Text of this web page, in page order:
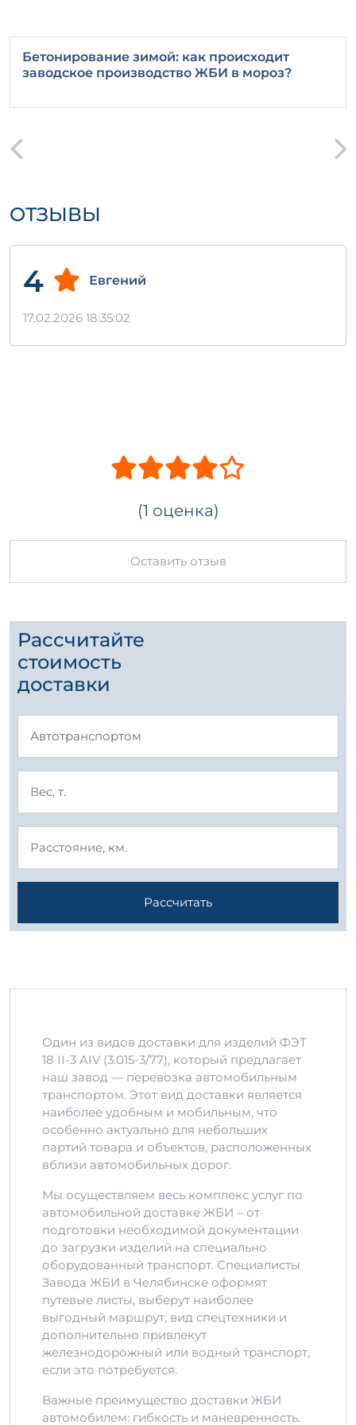
Бетонирование зимой: как происходит
заводское производство ЖБИ в мороз?
ОТЗЫВЫ
4 Евгений
17.02.2026 18:35:02
(1 оценка)
Оставить отзыв
Рассчитайте
стоимость
доставки
Рассчитать
Один из видов доставки для изделий ФЭТ
18 II-3 AIV (3.015-3/77), который предлагает
наш завод — перевозка автомобильным
транспортом. Этот вид доставки является
наиболее удобным и мобильным, что
особенно актуально для небольших
партий товара и объектов, расположенных
вблизи автомобильных дорог.
Мы осуществляем весь комплекс услуг по
автомобильной доставке ЖБИ – от
подготовки необходимой документации
до загрузки изделий на специально
оборудованный транспорт. Специалисты
Завода ЖБИ в Челябинске оформят
путевые листы, выберут наиболее
выгодный маршрут, вид спецтехники и
дополнительно привлекут
железнодорожный или водный транспорт,
если это потребуется.
Важные преимущество доставки ЖБИ
автомобилем: гибкость и маневренность.